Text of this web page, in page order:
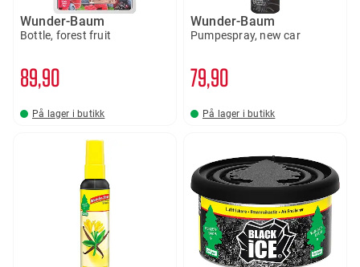
Wunder-Baum
Bottle, forest fruit
89 90
På lager i butikk
Wunder-Baum
Pumpespray, new car
79 90
På lager i butikk